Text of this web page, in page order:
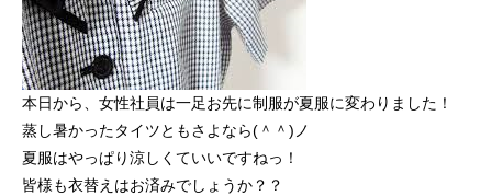
本日から、女性社員は一足お先に制服が夏服に変わりました！
蒸し暑かったタイツともさよなら(＾＾)ノ
夏服はやっぱり涼しくていいですねっ！
皆様も衣替えはお済みでしょうか？？